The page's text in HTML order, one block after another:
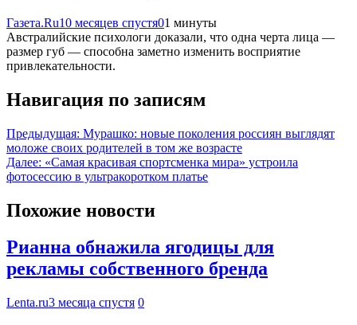
Газета.Ru10 месяцев спустя01 минуты
Австралийские психологи доказали, что одна черта лица —
размер губ — способна заметно изменить восприятие
привлекательности.
Навигация по записям
Предыдущая: Мурашко: новые поколения россиян выглядят
моложе своих родителей в том же возрасте
Далее: «Самая красивая спортсменка мира» устроила
фотосессию в ультракоротком платье
Похожие новости
Рианна обнажила ягодицы для
рекламы собственного бренда
Lenta.ru3 месяца спустя 0